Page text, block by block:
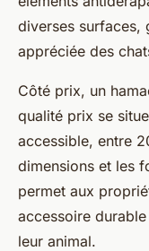
diverses surfaces,
appréciée des
Côté prix, un
qualité prix se
accessible, entre
dimensions et les
permet aux
accessoire
leur animal.